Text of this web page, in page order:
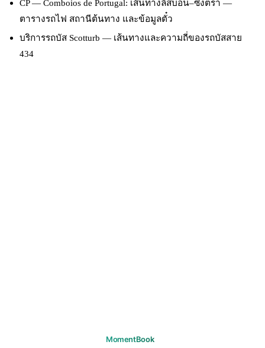
CP — Comboios de Portugal: เส้นทางลิสบอน–ซิงตรา —
ตารางรถไฟ สถานีต้นทาง และข้อมูลตั๋ว
บริการรถบัส Scotturb — เส้นทางและความถี่ของรถบัสสาย
434